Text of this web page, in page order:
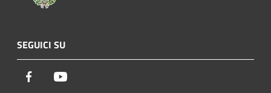
SEGUICI SU
Facebook